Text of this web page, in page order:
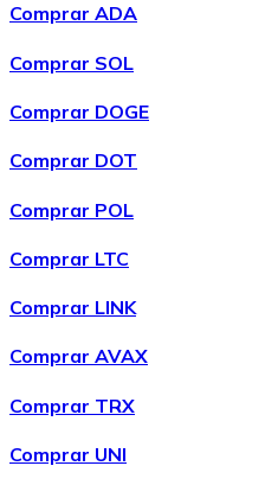
tarjeta
Comprar ADA
Comprar SOL
Comprar DOGE
Comprar DOT
Comprar POL
Comprar LTC
Comprar LINK
Comprar AVAX
Comprar TRX
Comprar UNI